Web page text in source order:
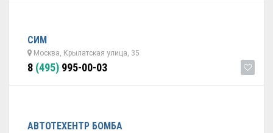
СИМ
Москва, Крылатская улица, 35
8 (495) 995-00-03
АВТОТЕХЕНТР БОМБА